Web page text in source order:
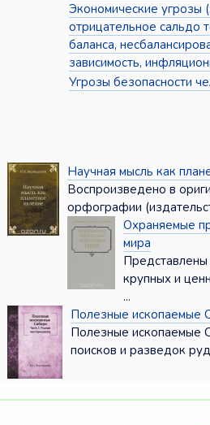
Экономические угрозы
отрицательное сальдо
баланса,
зависимость,
Угрозы безопасности
Научная мысль как
Воспроизведено в
орфографии
Охраняемые
мира
крупных и
...
Полезные ископаемые
Полезные ископаемые
поисков и разведок